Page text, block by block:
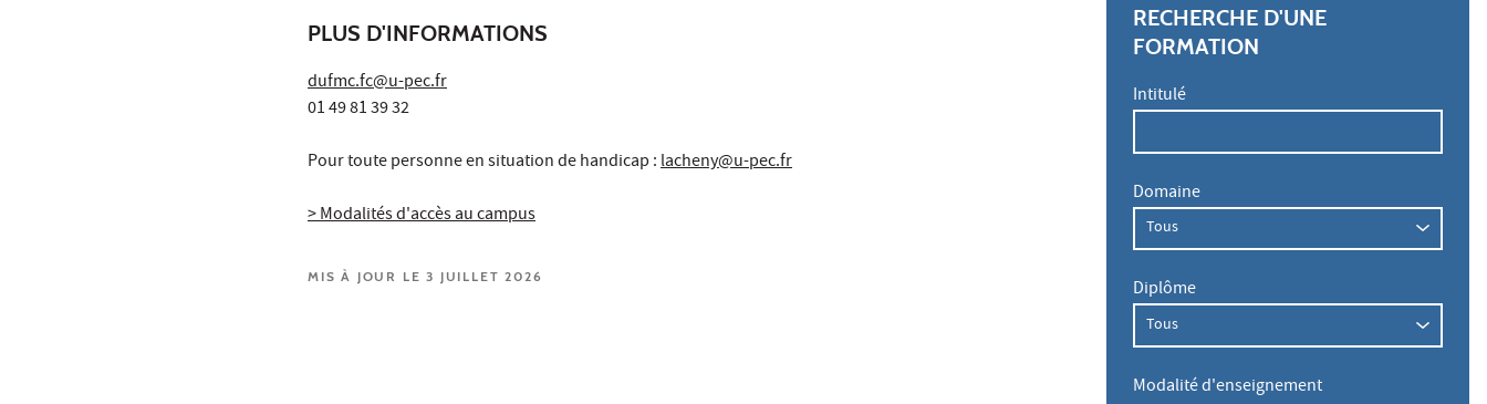
PLUS D'INFORMATIONS
dufmc.fc@u-pec.fr
01 49 81 39 32
Pour toute personne en situation de handicap :lacheny@u-pec.fr
> Modalités d'accès au campus
MIS À JOUR LE 3 JUILLET 2026
RECHERCHE D'UNE
FORMATION
Intitulé
Domaine
Diplôme
Modalité d'enseignement